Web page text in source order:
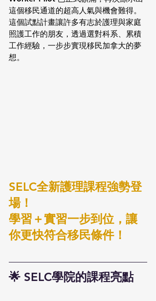
這個移民通道的超高人氣與機會難得。
這個試點計畫讓許多有志於護理與家庭
照護工作的朋友，透過選對科系、累積
工作經驗，一步步實現移民加拿大的夢
想。
SELC全新護理課程強勢登
場！
學習＋實習一步到位，讓
你更快符合移民條件！
🌟 SELC學院的課程亮點